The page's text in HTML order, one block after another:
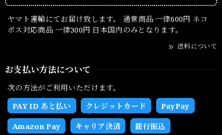
ヤマト運輸にてお届け致します。 通常商品 一律600円 ネコ
ポス対応商品 一律300円 日本国内のみとなります。
送料について
お支払い方法について
次の方法がご利用いただけます。
PAY ID あと払い
クレジットカード PayPay
Amazon Pay キャリア決済 銀行振込